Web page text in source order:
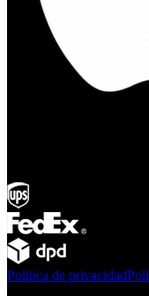
Politica de privacidad